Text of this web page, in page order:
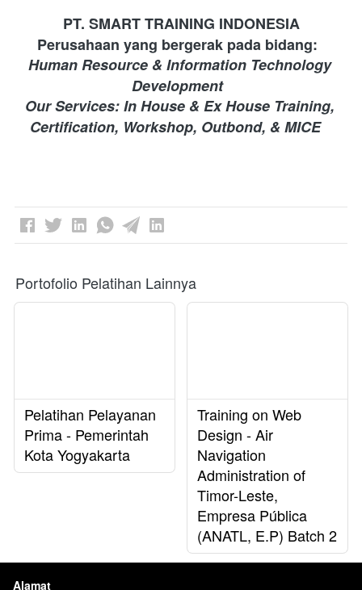
PT. SMART TRAINING INDONESIA
Perusahaan yang bergerak pada bidang:
Human Resource & Information Technology
Development
Our Services: In House & Ex House Training,
Certification, Workshop, Outbond, & MICE
Portofolio Pelatihan Lainnya
Pelatihan Pelayanan
Prima - Pemerintah
Kota Yogyakarta
Training on Web
Design - Air
Navigation
Administration of
Timor-Leste,
Empresa Pública
(ANATL, E.P) Batch 2
Alamat